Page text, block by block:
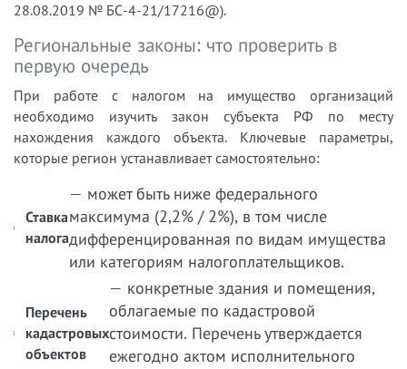
28.08.2019 № БС-4-21/17216@).
Региональные законы: что проверить в
первую очередь
При работе с налогом на имущество организаций
необходимо изучить закон субъекта РФ по месту
нахождения каждого объекта. Ключевые параметры,
которые регион устанавливает самостоятельно:
Ставка
налога
— может быть ниже федерального
максимума (2,2% / 2%), в том числе
дифференцированная по видам имущества
или категориям налогоплательщиков.
Перечень
кадастровых
объектов
— конкретные здания и помещения,
облагаемые по кадастровой
стоимости. Перечень утверждается
ежегодно актом исполнительного